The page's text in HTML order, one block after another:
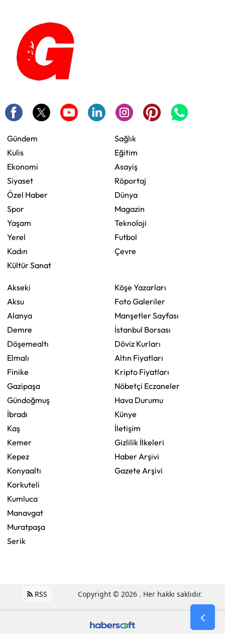
Gündem
Kulis
Ekonomi
Siyaset
Özel Haber
Spor
Yaşam
Yerel
Kadın
Kültür Sanat
Sağlık
Eğitim
Asayiş
Röportaj
Dünya
Magazin
Teknoloji
Futbol
Çevre
Akseki
Aksu
Alanya
Demre
Döşemealtı
Elmalı
Finike
Gazipaşa
Gündoğmuş
İbradı
Kaş
Kemer
Kepez
Konyaaltı
Korkuteli
Kumluca
Manavgat
Muratpaşa
Serik
Köşe Yazarları
Foto Galeriler
Manşetler Sayfası
İstanbul Borsası
Döviz Kurları
Altın Fiyatları
Kripto Fiyatları
Nöbetçi Eczaneler
Hava Durumu
Künye
İletişim
Gizlilik İlkeleri
Haber Arşivi
Gazete Arşivi
RSS Copyright © 2026 . Her hakkı saklıdır.